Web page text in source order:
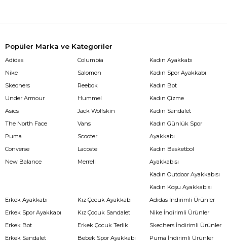
Popüler Marka ve Kategoriler
Adidas
Nike
Skechers
Under Armour
Asics
The North Face
Puma
Converse
New Balance
Columbia
Salomon
Reebok
Hummel
Jack Wolfskin
Vans
Scooter
Lacoste
Merrell
Kadın Ayakkabı
Kadın Spor Ayakkabı
Kadın Bot
Kadın Çizme
Kadın Sandalet
Kadın Günlük Spor
Ayakkabı
Kadın Basketbol
Ayakkabısı
Kadın Outdoor Ayakkabısı
Kadın Koşu Ayakkabısı
Erkek Ayakkabı
Erkek Spor Ayakkabı
Erkek Bot
Erkek Sandalet
Kız Çocuk Ayakkabı
Kız Çocuk Sandalet
Erkek Çocuk Terlik
Bebek Spor Ayakkabı
Adidas İndirimli Ürünler
Nike İndirimli Ürünler
Skechers İndirimli Ürünler
Puma İndirimli Ürünler